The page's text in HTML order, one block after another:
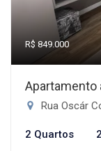
R$ 849.000
Apartamento
Rua Oscár
2 Quartos